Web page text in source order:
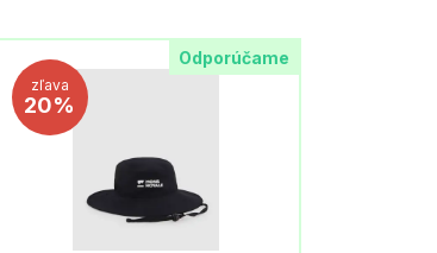
Odporúčame
zľava
20%